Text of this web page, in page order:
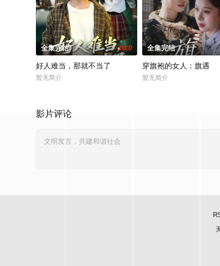
全集完结 10.0
好人难当，那就不当了
暂无简介
全集完结
穿旗袍的女人：旗遇
暂无简介
影片评论